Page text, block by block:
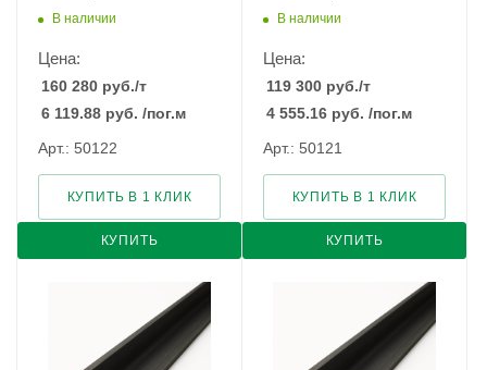
В наличии
Цена:
160 280 руб./т
6 119.88 руб. /пог.м
Арт.: 50122
КУПИТЬ
КУПИТЬ В 1 КЛИК
В наличии
Цена:
119 300 руб./т
4 555.16 руб. /пог.м
Арт.: 50121
КУПИТЬ
КУПИТЬ В 1 КЛИК